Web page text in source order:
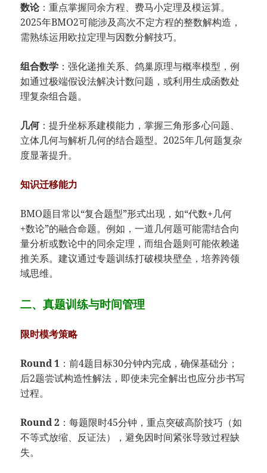
数论：重点掌握同余方程、费马小定理及模运算。
2025年BMO2可能涉及高次不定方程的整数解构造，
需熟练运用欧拉定理与因数分解技巧。
组合数学 ：强化递推关系、鸽巢原理与概率模型，例
如通过极端假设法解决计数问题，或利用生成函数处
理复杂组合题。
几何：提升坐标系建模能力，掌握三角形多心问题、
立体几何与解析几何的结合题型。2025年几何题复杂
度显著提升。
知识迁移能力
BMO题目常以“复合题型”形式出现，如“代数+几何
+数论”的融合命题。例如，一道几何题可能需结合向
量分析或数论中的同余定理，而组合题则可能依赖递
推关系。建议通过专题训练打破模块壁垒，培养跨领
域思维。
二、真题训练与时间管理
限时模考策略
Round 1 ：前4题目标30分钟内完成，确保基础分；
后2题尝试构造性解法，即使未完全解出也应分步书写
过程。
Round 2 ：每题限时45分钟，重点突破高阶技巧（如
不等式放缩、反证法），避免因时间紧张导致过程缺
失。